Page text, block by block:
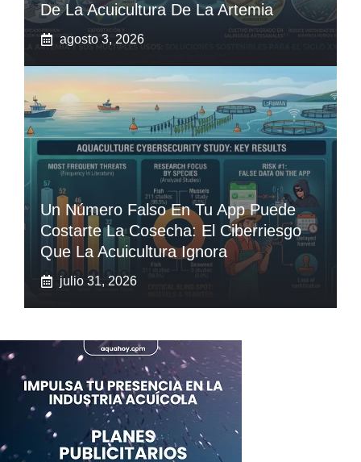
De La Acuicultura De La Artemia
agosto 3, 2026
Un Número Falso En Tu App Puede
Costarte La Cosecha: El Ciberriesgo
Que La Acuicultura Ignora
julio 31, 2026